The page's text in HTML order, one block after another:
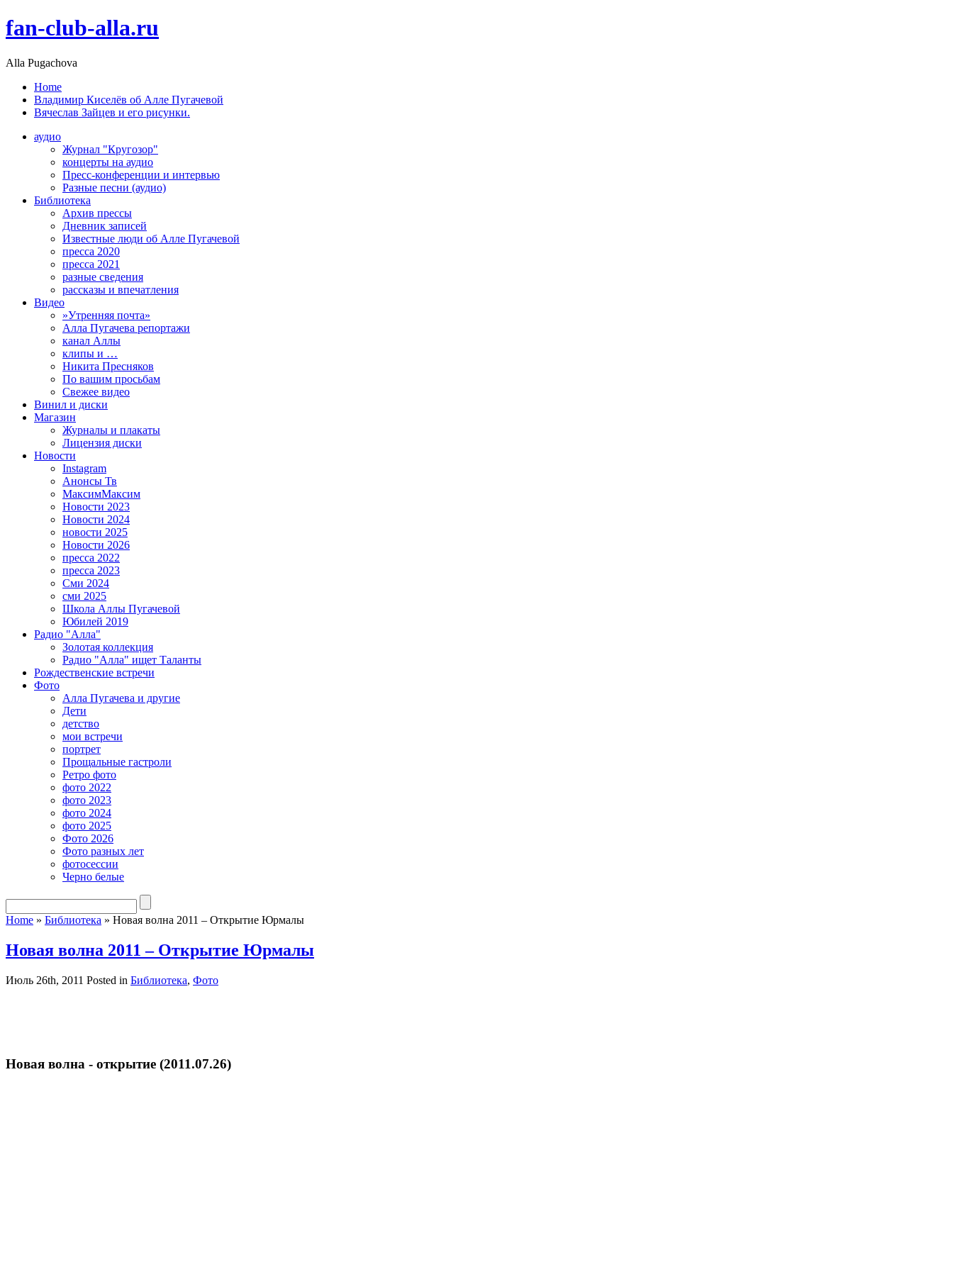
fan-club-alla.ru
Alla Pugachova
Home
Владимир Киселёв об Алле Пугачевой
Вячеслав Зайцев и его рисунки.
аудио
Журнал "Кругозор"
концерты на аудио
Пресс-конференции и интервью
Разные песни (аудио)
Библиотека
Архив прессы
Дневник записей
Известные люди об Алле Пугачевой
пресса 2020
пресса 2021
разные сведения
рассказы и впечатления
Видео
»Утренняя почта»
Алла Пугачева репортажи
канал Аллы
клипы и …
Никита Пресняков
По вашим просьбам
Свежее видео
Винил и диски
Магазин
Журналы и плакаты
Лицензия диски
Новости
Instagram
Анонсы Тв
МаксимМаксим
Новости 2023
Новости 2024
новости 2025
Новости 2026
пресса 2022
пресса 2023
Сми 2024
сми 2025
Школа Аллы Пугачевой
Юбилей 2019
Радио "Алла"
Золотая коллекция
Радио "Алла" ищет Таланты
Рождественские встречи
Фото
Алла Пугачева и другие
Дети
детство
мои встречи
портрет
Прощальные гастроли
Ретро фото
фото 2022
фото 2023
фото 2024
фото 2025
Фото 2026
Фото разных лет
фотосессии
Черно белые
Home » Библиотека » Новая волна 2011 – Открытие Юрмалы
Новая волна 2011 – Открытие Юрмалы
Июль 26th, 2011 Posted in Библиотека, Фото
Новая волна - открытие (2011.07.26)